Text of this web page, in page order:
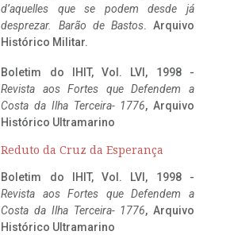
d’aquelles que se podem desde já
desprezar. Barão de Bastos. Arquivo
Histórico Militar.
Boletim do IHIT, Vol. LVI, 1998 -
Revista aos Fortes que Defendem a
Costa da Ilha Terceira- 1776, Arquivo
Histórico Ultramarino
Reduto da Cruz da Esperança
Boletim do IHIT, Vol. LVI, 1998 -
Revista aos Fortes que Defendem a
Costa da Ilha Terceira- 1776, Arquivo
Histórico Ultramarino